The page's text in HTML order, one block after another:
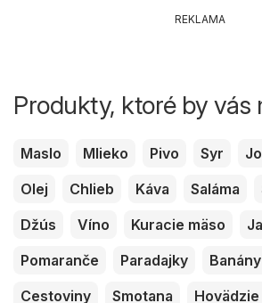
REKLAMA
Produkty, ktoré by vás
Maslo Mlieko Pivo Syr
Olej
Chlieb Káva Saláma
Džús
Víno Kuracie mäso
Pomaranče
Paradajky Banány
Cestoviny
Smotana
Hovädzie